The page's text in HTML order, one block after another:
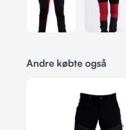
Andre købte også